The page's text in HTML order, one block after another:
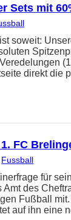
Sets mit
soweit:
direkt
FC
Fussball
für
des
Fußball
auf ihn eine